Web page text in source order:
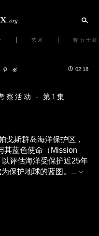
艺术 劳力士
02:18
察活动 - 第1集
戈斯群岛海洋保护区，
其蓝色使命（Mission
评估海洋受保护近25年
保护地球的蓝图。 ...